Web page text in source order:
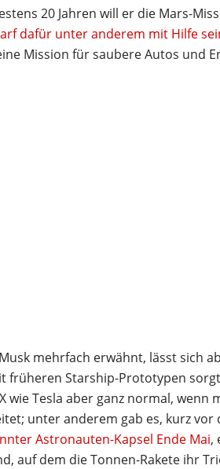
20 Jahren will er die Mars-
dafür unter anderem mit Hilfe
Mission für saubere Autos und
mehrfach erwähnt, lässt sich
früheren Starship-Prototypen
wie Tesla aber ganz normal, wenn
unter anderem gab es, kurz vor
Astronauten-Kapsel Ende Mai,
auf dem die Tonnen-Rakete ihr